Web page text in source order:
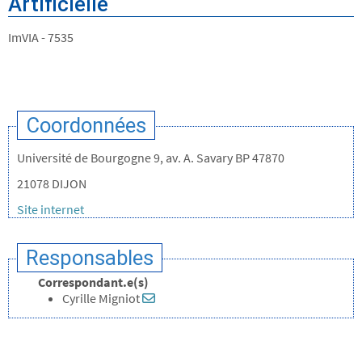
ImVIA - 7535
Coordonnées
Université de Bourgogne 9, av. A. Savary BP 47870
21078 DIJON
Site internet
Responsables
Correspondant.e(s)
Cyrille Migniot